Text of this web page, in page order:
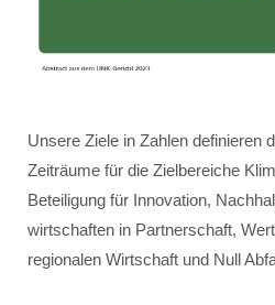
Unsere Ziele in Zahlen definieren
Zeiträume für die Zielbereiche
Beteiligung für Innovation,
wirtschaften in Partnerschaft,
regionalen Wirtschaft und Null